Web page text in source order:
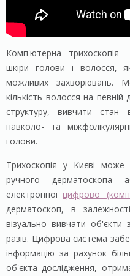
Комп'ютерна трихоскопія
шкіри голови і волосся,
можливих захворювань.
кількість волосся на
структуру, вивчити стан
навколо- та
голови.
Трихоскопія у Києві може
ручного
електронної цифрової
дерматоскоп, в
візуально вивчати об'єкти
разів. Цифрова система
інформацію за рахунок
об'єкта дослідження,